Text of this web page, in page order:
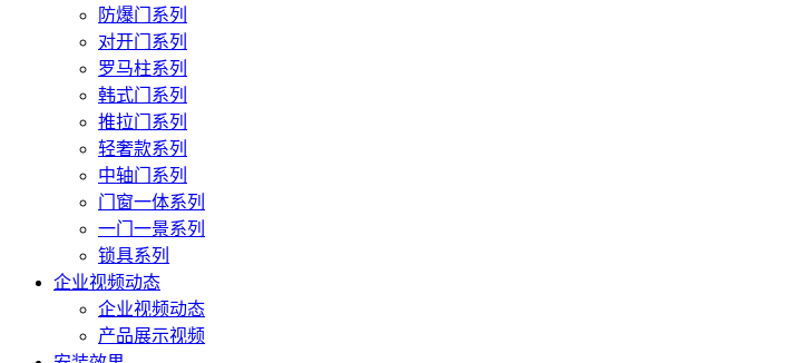
防爆门系列
对开门系列
罗马柱系列
韩式门系列
推拉门系列
轻奢款系列
中轴门系列
门窗一体系列
一门一景系列
锁具系列
企业视频动态
企业视频动态
产品展示视频